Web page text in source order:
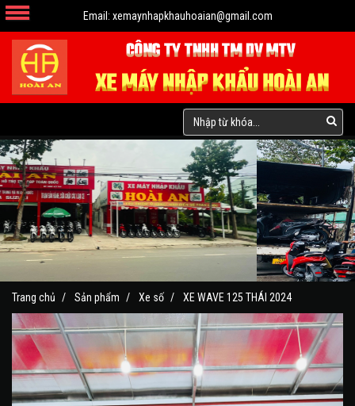
Email: xemaynhapkhauhoaian@gmail.com
Trang chủ Sản phẩm Xe số XE WAVE 125 THÁI 2024